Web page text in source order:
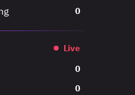
0
Live
0
0